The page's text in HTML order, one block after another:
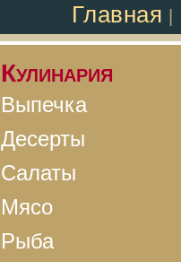
Главная
Кулинария
Выпечка
Десерты
Салаты
Мясо
Рыба